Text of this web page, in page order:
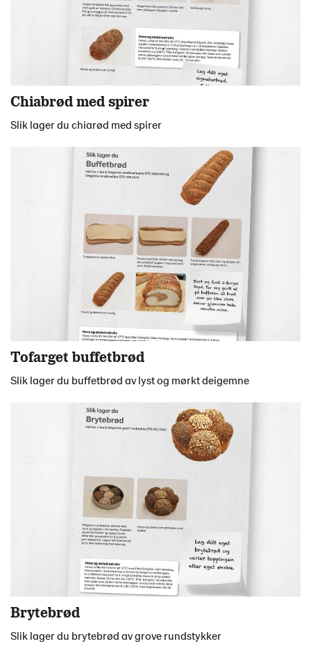
Chiabrød med spirer
Slik lager du chiarød med spirer
Tofarget buffetbrød
Slik lager du buffetbrød av lyst og mørkt deigemne
Brytebrød
Slik lager du brytebrød av grove rundstykker